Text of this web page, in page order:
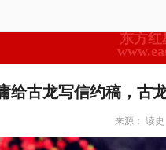
东方红
给古龙写信约稿，古
来源： 读史